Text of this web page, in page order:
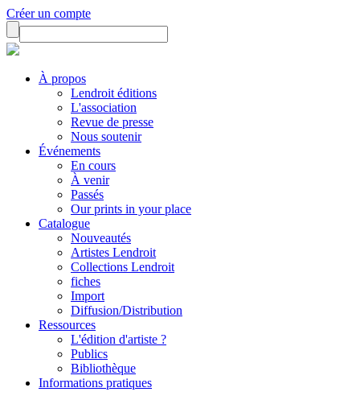
Créer un compte
À propos
Lendroit éditions
L'association
Revue de presse
Nous soutenir
Événements
En cours
À venir
Passés
Our prints in your place
Catalogue
Nouveautés
Artistes Lendroit
Collections Lendroit
fiches
Import
Diffusion/Distribution
Ressources
L'édition d'artiste ?
Publics
Bibliothèque
Informations pratiques